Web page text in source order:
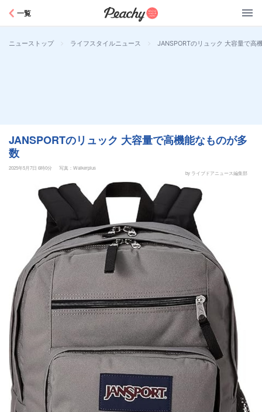
一覧
ニューストップ > ライフスタイルニュース > JANSPORTのリュック 大容量で高
JANSPORTのリュック 大容量で高機能なものが多
数
2025年5月7日 6時0分
写真：Walkerplus
by ライブドアニュース編集部